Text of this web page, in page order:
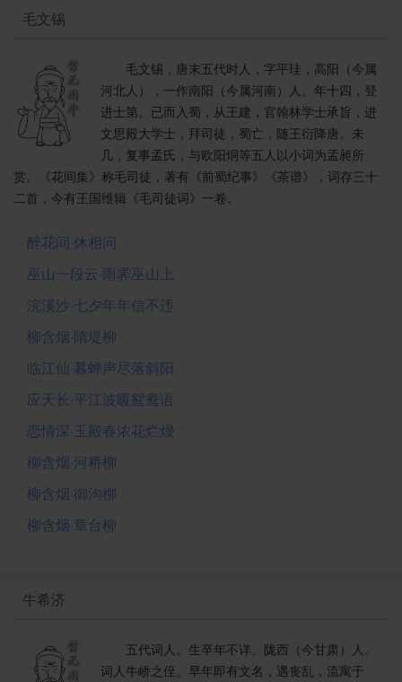
毛文锡
毛文锡，唐末五代时人，字平珪，高阳（今属
河北人），一作南阳（今属河南）人。年十四，登
进士第。已而入蜀，从王建，官翰林学士承旨，进
文思殿大学士，拜司徒，蜀亡，随王衍降唐。未
几，复事孟氏，与欧阳烔等五人以小词为孟昶所
赏。《花间集》称毛司徒，著有《前蜀纪事》《茶谱》，词存三十
二首，今有王国维辑《毛司徒词》一卷。
醉花间·休相问
巫山一段云·雨霁巫山上
浣溪沙·七夕年年信不违
柳含烟·隋堤柳
临江仙·暮蝉声尽落斜阳
应天长·平江波暖鸳鸯语
恋情深·玉殿春浓花烂熳
柳含烟·河桥柳
柳含烟·御沟柳
柳含烟·章台柳
牛希济
五代词人。生卒年不详。陇西（今甘肃）人。
词人牛峤之侄。早年即有文名，遇丧乱，流寓于